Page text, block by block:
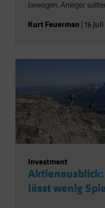
bewegen. Anleger
Kurt Feuerman 16
Investment
lässt wenig